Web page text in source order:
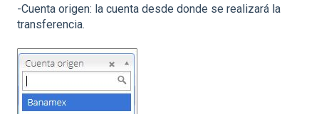
-Cuenta origen: la cuenta desde donde se realizará la
transferencia.